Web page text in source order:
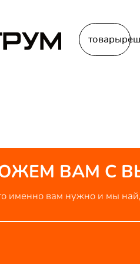
товары
ВАМ С
именно вам нужно и мы